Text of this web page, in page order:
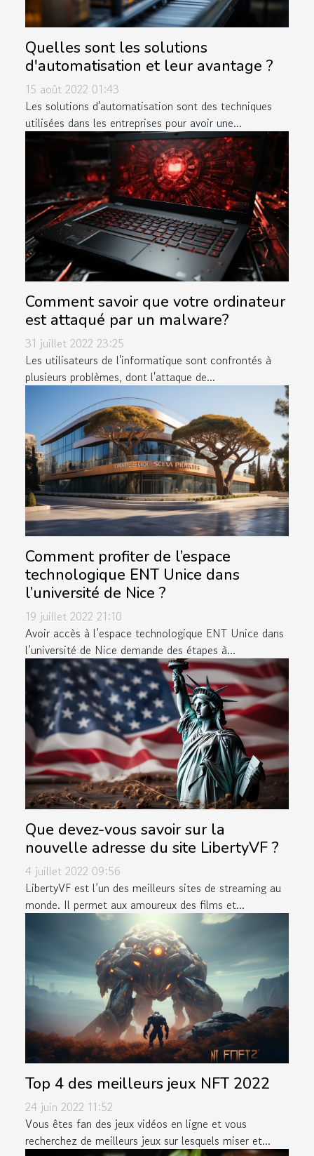
Quelles sont les solutions
d'automatisation et leur avantage ?
15 août 2022 01:43
Les solutions d'automatisation sont des techniques
utilisées dans les entreprises pour avoir une...
Comment savoir que votre ordinateur
est attaqué par un malware?
31 juillet 2022 23:25
Les utilisateurs de l'informatique sont confrontés à
plusieurs problèmes, dont l'attaque de...
Comment profiter de l’espace
technologique ENT Unice dans
l’université de Nice ?
19 juillet 2022 21:10
Avoir accès à l’espace technologique ENT Unice dans
l’université de Nice demande des étapes à...
Que devez-vous savoir sur la
nouvelle adresse du site LibertyVF ?
4 juillet 2022 09:56
LibertyVF est l’un des meilleurs sites de streaming au
monde. Il permet aux amoureux des films et...
Top 4 des meilleurs jeux NFT 2022
24 juin 2022 11:52
Vous êtes fan des jeux vidéos en ligne et vous
recherchez de meilleurs jeux sur lesquels miser et...